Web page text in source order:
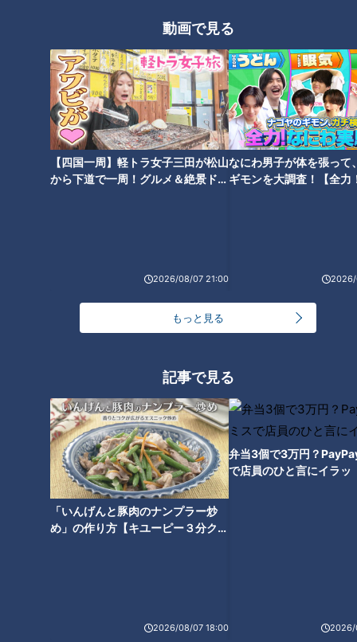
動画で見る
【四国一周】軽トラ女子三田が松山
から下道で一周！グルメ＆絶景ドラ
2026/08/07 21:00
なにわ男子が体を張って
ギモンを大調査！【全力
2026/
もっと見る
記事で見る
「いんげんと豚肉のナンプラー炒
め」の作り方【キユーピー３分クッ
2026/08/07 18:00
弁当3個で3万円？
で店員のひと言にイラッ
2026/
をしてもらいたいと話していた。新人監督の決断。積極的な選
手起用でチャンスをモノもらい、期待に応えた若手投手たち。
まず一人目は5月ケガ人続出の中、苦しい先発投手陣を救った
入団2年目の清水達也だ。
5月12日、甲子園でのタイガース戦。5回を投げ、4安打2失点
でプロ初先発初勝利を挙げると、ジャイアンツにも勝ち、自身
2連勝と飛躍を遂げた。
「サンデードラゴンズ」にゲスト出演する谷繁元信さん(C)CBCテレビ
現在清水はさらなるレベルアップを目指し、ファームで調整を
今年の一軍での経験を活かして、上を目指してやっていきた